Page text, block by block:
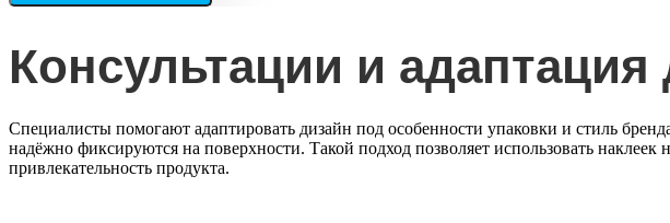
Консультации и адаптация
Специалисты помогают адаптировать дизайн под особенности упаковки и стиль
надёжно фиксируются на поверхности. Такой подход позволяет использовать
привлекательность продукта.